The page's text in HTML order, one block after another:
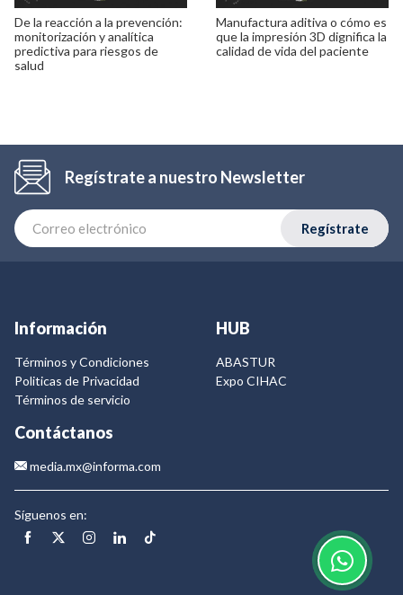
De la reacción a la prevención:
monitorización y analítica
predictiva para riesgos de
salud
Manufactura aditiva o cómo es
que la impresión 3D dignifica la
calidad de vida del paciente
Regístrate a nuestro Newsletter
Regístrate
Información
Términos y Condiciones
Politicas de Privacidad
Términos de servicio
HUB
ABASTUR
Expo CIHAC
Contáctanos
media.mx@informa.com
Síguenos en: